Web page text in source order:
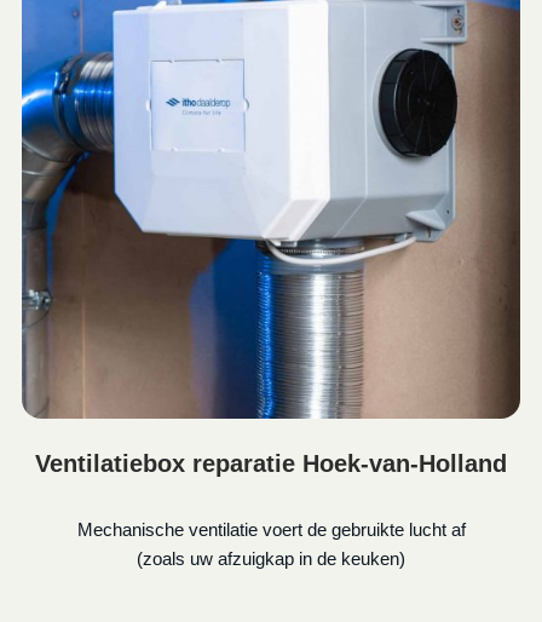
Ventilatiebox reparatie Hoek-van-Holland
Mechanische ventilatie voert de gebruikte lucht af
(zoals uw afzuigkap in de keuken)